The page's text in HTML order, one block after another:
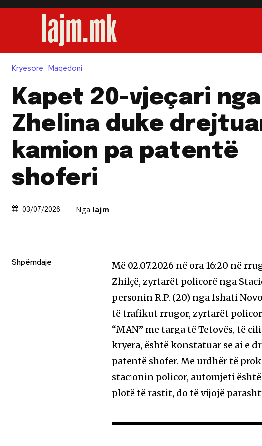
Kryesore Maqedoni
Kapet 20-vjeçari nga
Zhelina duke
kamion pa patentë
shoferi
03/07/2026 Nga lajm
Shpërndaje
Më 02.07.2026 në ora 16:20 në
Zhilçë, zyrtarët policorë nga
personin R.P. (20) nga fshati
të trafikut rrugor, zyrtarët
“MAN” me targa të Tetovës, të
kryera, është konstatuar se ai e
patentë shofer. Me urdhër të
stacionin policor, automjeti
plotë të rastit, do të vijojë